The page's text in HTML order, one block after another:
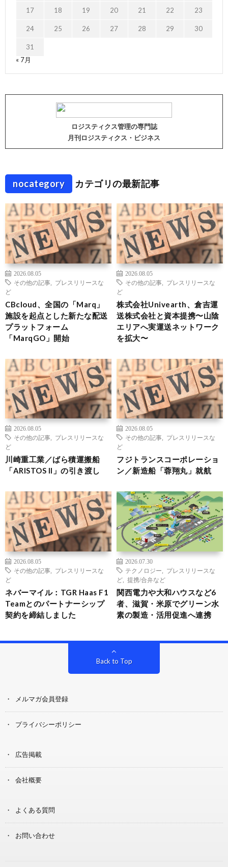
17 18 19 20 21 22 23
24 25 26 27 28 29 30
31
« 7月
ロジスティクス管理の専門誌
月刊ロジスティクス・ビジネス
nocategory カテゴリの最新記事
2026.08.05
その他の記事
プレスリリースな
ど
CBcloud、全国の「Marq」
施設を起点とした新たな配送
プラットフォーム
「MarqGO」開始
2026.08.05
その他の記事
プレスリリースな
ど
株式会社Univearth、倉吉運
送株式会社と資本提携〜山陰
エリアへ実運送ネットワーク
を拡大〜
2026.08.05
その他の記事
プレスリリースな
ど
川崎重工業／ばら積運搬船
「ARISTOS II」の引き渡し
2026.08.05
その他の記事
プレスリリースな
ど
フジトランスコーポレーショ
ン／新造船「蓉翔丸」就航
2026.08.05
その他の記事
プレスリリースな
ど
ネバーマイル：TGR Haas F1
Teamとのパートナーシップ
契約を締結しました
2026.07.30
テクノロジー
プレスリリースな
ど
提携/合弁など
関西電力や大和ハウスなど6
者、滋賀・米原でグリーン水
素の製造・活用促進へ連携
Back to Top
メルマガ会員登録
プライバシーポリシー
広告掲載
会社概要
よくある質問
お問い合わせ